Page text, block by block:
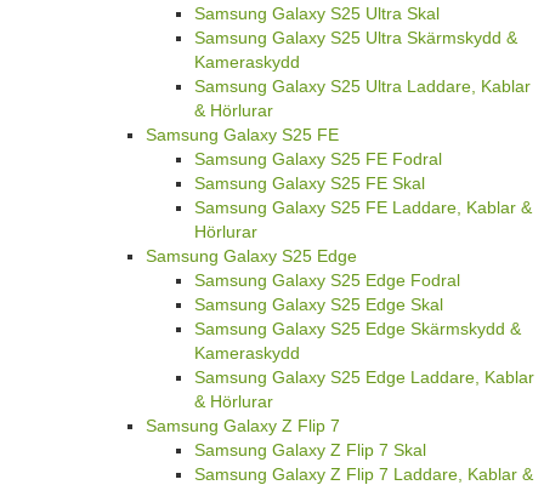
Samsung Galaxy S25 Ultra Skal
Samsung Galaxy S25 Ultra Skärmskydd &
Kameraskydd
Samsung Galaxy S25 Ultra Laddare, Kablar
& Hörlurar
Samsung Galaxy S25 FE
Samsung Galaxy S25 FE Fodral
Samsung Galaxy S25 FE Skal
Samsung Galaxy S25 FE Laddare, Kablar &
Hörlurar
Samsung Galaxy S25 Edge
Samsung Galaxy S25 Edge Fodral
Samsung Galaxy S25 Edge Skal
Samsung Galaxy S25 Edge Skärmskydd &
Kameraskydd
Samsung Galaxy S25 Edge Laddare, Kablar
& Hörlurar
Samsung Galaxy Z Flip 7
Samsung Galaxy Z Flip 7 Skal
Samsung Galaxy Z Flip 7 Laddare, Kablar &